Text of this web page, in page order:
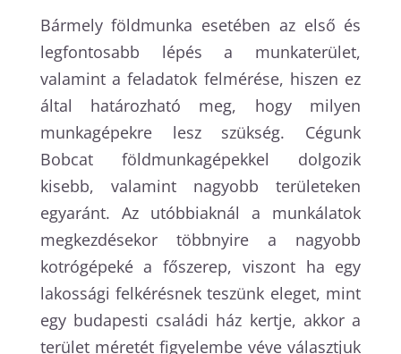
Bármely földmunka esetében az első és
legfontosabb lépés a munkaterület,
valamint a feladatok felmérése, hiszen ez
által határozható meg, hogy milyen
munkagépekre lesz szükség. Cégunk
Bobcat földmunkagépekkel dolgozik
kisebb, valamint nagyobb területeken
egyaránt. Az utóbbiaknál a munkálatok
megkezdésekor többnyire a nagyobb
kotrógépeké a főszerep, viszont ha egy
lakossági felkérésnek teszünk eleget, mint
egy budapesti családi ház kertje, akkor a
terület méretét figyelembe véve választjuk